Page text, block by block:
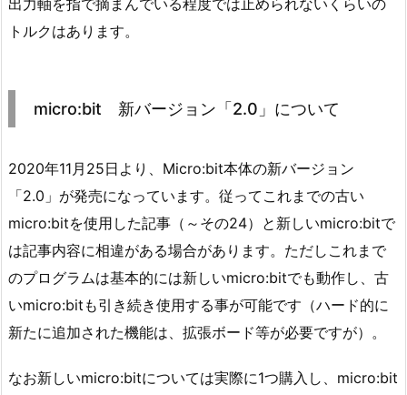
トルクはあります。
micro:bit 新バージョン「2.0」について
2020年11月25日より、Micro:bit本体の新バージョン
「2.0」が発売になっています。従ってこれまでの古い
micro:bitを使用した記事（～その24）と新しいmicro:bitで
は記事内容に相違がある場合があります。ただしこれまで
のプログラムは基本的には新しいmicro:bitでも動作し、古
いmicro:bitも引き続き使用する事が可能です（ハード的に
新たに追加された機能は、拡張ボード等が必要ですが）。
なお新しいmicro:bitについては実際に1つ購入し、micro:bit